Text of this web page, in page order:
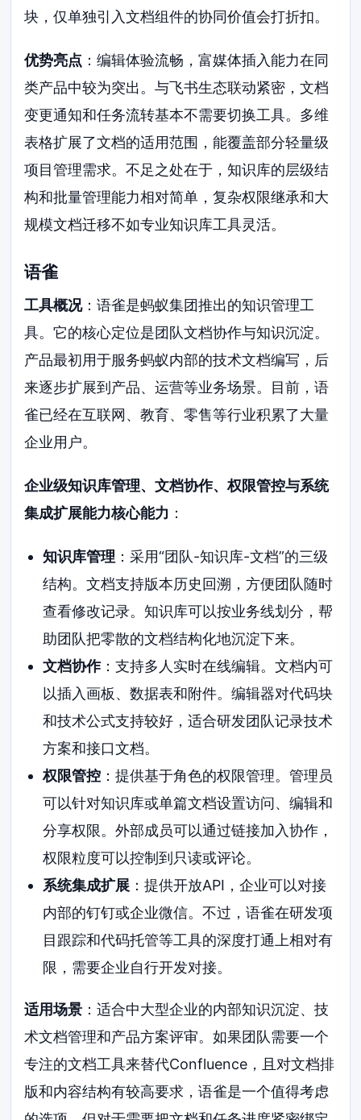
块，仅单独引入文档组件的协同价值会打折扣。
优势亮点 ：编辑体验流畅，富媒体插入能力在同
类产品中较为突出。与飞书生态联动紧密，文档
变更通知和任务流转基本不需要切换工具。多维
表格扩展了文档的适用范围，能覆盖部分轻量级
项目管理需求。不足之处在于，知识库的层级结
构和批量管理能力相对简单，复杂权限继承和大
规模文档迁移不如专业知识库工具灵活。
语雀
工具概况：语雀是蚂蚁集团推出的知识管理工
具。它的核心定位是团队文档协作与知识沉淀。
产品最初用于服务蚂蚁内部的技术文档编写，后
来逐步扩展到产品、运营等业务场景。目前，语
雀已经在互联网、教育、零售等行业积累了大量
企业用户。
企业级知识库管理、文档协作、权限管控与系统
集成扩展能力核心能力 ：
知识库管理 ：采用“团队-知识库-文档”的三级
结构。文档支持版本历史回溯，方便团队随时
查看修改记录。知识库可以按业务线划分，帮
助团队把零散的文档结构化地沉淀下来。
文档协作：支持多人实时在线编辑。文档内可
以插入画板、数据表和附件。编辑器对代码块
和技术公式支持较好，适合研发团队记录技术
方案和接口文档。
权限管控：提供基于角色的权限管理。管理员
可以针对知识库或单篇文档设置访问、编辑和
分享权限。外部成员可以通过链接加入协作，
权限粒度可以控制到只读或评论。
系统集成扩展：提供开放API，企业可以对接
内部的钉钉或企业微信。不过，语雀在研发项
目跟踪和代码托管等工具的深度打通上相对有
限，需要企业自行开发对接。
适用场景 ：适合中大型企业的内部知识沉淀、技
术文档管理和产品方案评审。如果团队需要一个
专注的文档工具来替代Confluence，且对文档排
版和内容结构有较高要求，语雀是一个值得考虑